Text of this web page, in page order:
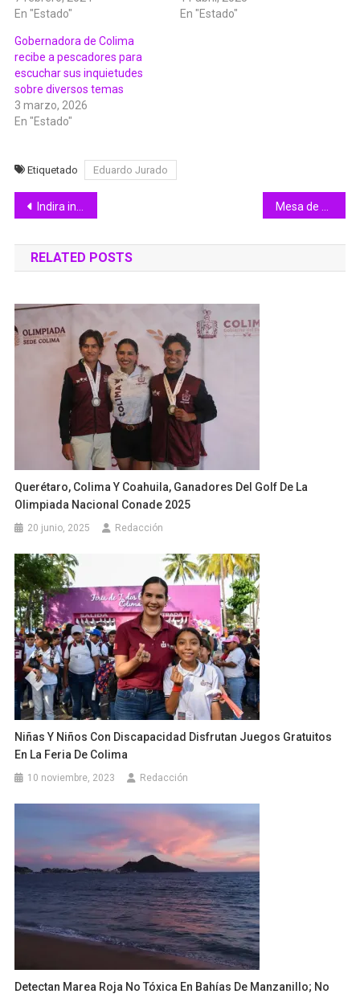
En "Estado"
En "Estado"
Gobernadora de Colima
recibe a pescadores para
escuchar sus inquietudes
sobre diversos temas
3 marzo, 2026
En "Estado"
Etiquetado Eduardo Jurado
Navegación
de
entradas
Indira inauguró el ciclo escolar 2023-2024 en la Secundaria Jesús Reyes Heroles
RELATED POSTS
Querétaro, Colima Y Coahuila, Ganadores Del Golf De La
Olimpiada Nacional Conade 2025
20 junio, 2025 Redacción
Niñas Y Niños Con Discapacidad Disfrutan Juegos Gratuitos
En La Feria De Colima
10 noviembre, 2023 Redacción
Detectan Marea Roja No Tóxica En Bahías De Manzanillo; No